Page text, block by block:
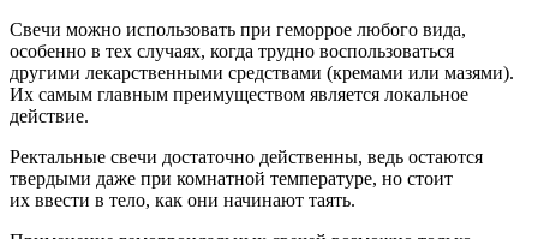
Свечи можно использовать при геморрое любого вида,
особенно в тех случаях, когда трудно воспользоваться
другими лекарственными средствами (кремами или мазями).
Их самым главным преимуществом является локальное
действие.
Ректальные свечи достаточно действенны, ведь остаются
твердыми даже при комнатной температуре, но стоит
их ввести в тело, как они начинают таять.